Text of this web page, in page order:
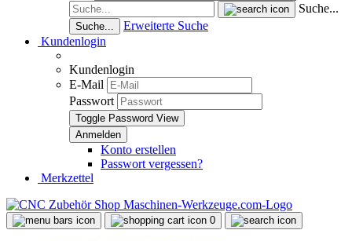
Suche...
Suche...
Erweiterte Suche
Kundenlogin
Kundenlogin
E-Mail
Passwort
Toggle Password View
Konto erstellen
Passwort vergessen?
Merkzettel
0